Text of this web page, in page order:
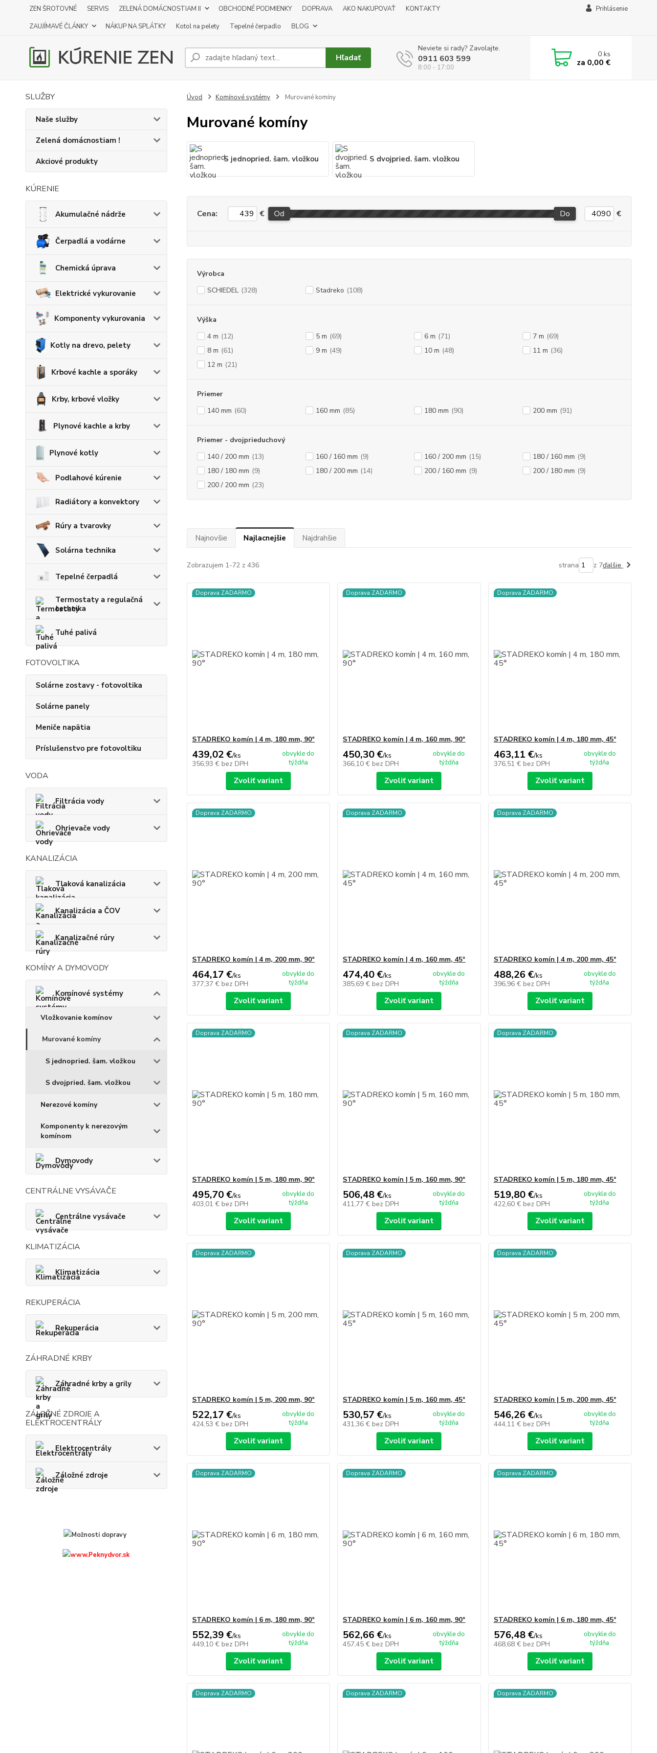
ZEN ŠROTOVNÉ SERVIS ZELENÁ DOMÁCNOSTIAM II OBCHODNÉ PODMIENKY DOPRAVA AKO NAKUPOVAŤ
KONTAKTY
ZAUJÍMAVÉ ČLÁNKY
NÁKUP NA SPLÁTKY Kotol na pelety Tepelné čerpadlo BLOG
Prihlásenie
Hľadať
Neviete si rady? Zavolajte.
0911 603 599
8:00 - 17:00
0ks
za 0,00 €
SLUŽBY
Naše služby
Zelená domácnostiam !
Akciové produkty
KÚRENIE
Akumulačné nádrže
Čerpadlá a vodárne
Chemická úprava
Elektrické vykurovanie
Komponenty vykurovania
Kotly na drevo, pelety
Krbové kachle a sporáky
Krby, krbové vložky
Plynové kachle a krby
Plynové kotly
Podlahové kúrenie
Radiátory a konvektory
Rúry a tvarovky
Solárna technika
Tepelné čerpadlá
Termostaty a regulačná
technika
Tuhé palivá
FOTOVOLTIKA
Solárne zostavy - fotovoltika
Solárne panely
Meniče napätia
Príslušenstvo pre fotovoltiku
VODA
Filtrácia vody
Ohrievače vody
KANALIZÁCIA
Tlaková kanalizácia
Kanalizácia a ČOV
Kanalizačné rúry
KOMÍNY A DYMOVODY
Komínové systémy
Vložkovanie komínov
Murované komíny
S jednopried. šam. vložkou
S dvojpried. šam. vložkou
Nerezové komíny
Komponenty k nerezovým
komínom
Dymovody
CENTRÁLNE VYSÁVAČE
Centrálne vysávače
KLIMATIZÁCIA
Klimatizácia
REKUPERÁCIA
Rekuperácia
ZÁHRADNÉ KRBY
Záhradné krby a grily
ZÁLOŽNÉ ZDROJE A
ELEKTROCENTRÁLY
Elektrocentrály
Záložné zdroje
Úvod Komínové systémy Murované komíny
Murované komíny
S jednopried. šam. vložkou S dvojpried. šam. vložkou
Cena: € Od Do €
Výrobca
SCHIEDEL (328) Stadreko (108)
Výška
4 m (12) 5 m (69) 6 m (71) 7 m (69)
8 m (61) 9 m (49) 10 m (48) 11 m (36)
12 m (21)
Priemer
140 mm (60) 160 mm (85) 180 mm (90) 200 mm (91)
Priemer - dvojprieduchový
140 / 200 mm (13) 160 / 160 mm (9) 160 / 200 mm (15) 180 / 160 mm (9)
180 / 180 mm (9) 180 / 200 mm (14) 200 / 160 mm (9) 200 / 180 mm (9)
200 / 200 mm (23)
Najnovšie Najlacnejšie Najdrahšie
Zobrazujem 1-72 z 436 strana z 7ďalšie
Doprava ZADARMO
STADREKO komín | 4 m, 180 mm, 90°
439,02 €/ks
356,93 € bez DPH
obvykle do
týždňa
Zvoliť variant
Doprava ZADARMO
STADREKO komín | 4 m, 160 mm, 90°
450,30 €/ks
366,10 € bez DPH
obvykle do
týždňa
Zvoliť variant
Doprava ZADARMO
STADREKO komín | 4 m, 180 mm, 45°
463,11 €/ks
376,51 € bez DPH
obvykle do
týždňa
Zvoliť variant
Doprava ZADARMO
STADREKO komín | 4 m, 200 mm, 90°
464,17 €/ks
377,37 € bez DPH
obvykle do
týždňa
Zvoliť variant
Doprava ZADARMO
STADREKO komín | 4 m, 160 mm, 45°
474,40 €/ks
385,69 € bez DPH
obvykle do
týždňa
Zvoliť variant
Doprava ZADARMO
STADREKO komín | 4 m, 200 mm, 45°
488,26 €/ks
396,96 € bez DPH
obvykle do
týždňa
Zvoliť variant
Doprava ZADARMO
STADREKO komín | 5 m, 180 mm, 90°
495,70 €/ks
403,01 € bez DPH
obvykle do
týždňa
Zvoliť variant
Doprava ZADARMO
STADREKO komín | 5 m, 160 mm, 90°
506,48 €/ks
411,77 € bez DPH
obvykle do
týždňa
Zvoliť variant
Doprava ZADARMO
STADREKO komín | 5 m, 180 mm, 45°
519,80 €/ks
422,60 € bez DPH
obvykle do
týždňa
Zvoliť variant
Doprava ZADARMO
STADREKO komín | 5 m, 200 mm, 90°
522,17 €/ks
424,53 € bez DPH
obvykle do
týždňa
Zvoliť variant
Doprava ZADARMO
STADREKO komín | 5 m, 160 mm, 45°
530,57 €/ks
431,36 € bez DPH
obvykle do
týždňa
Zvoliť variant
Doprava ZADARMO
STADREKO komín | 5 m, 200 mm, 45°
546,26 €/ks
444,11 € bez DPH
obvykle do
týždňa
Zvoliť variant
Doprava ZADARMO
STADREKO komín | 6 m, 180 mm, 90°
552,39 €/ks
449,10 € bez DPH
obvykle do
týždňa
Zvoliť variant
Doprava ZADARMO
STADREKO komín | 6 m, 160 mm, 90°
562,66 €/ks
457,45 € bez DPH
obvykle do
týždňa
Zvoliť variant
Doprava ZADARMO
STADREKO komín | 6 m, 180 mm, 45°
576,48 €/ks
468,68 € bez DPH
obvykle do
týždňa
Zvoliť variant
Doprava ZADARMO Doprava ZADARMO Doprava ZADARMO